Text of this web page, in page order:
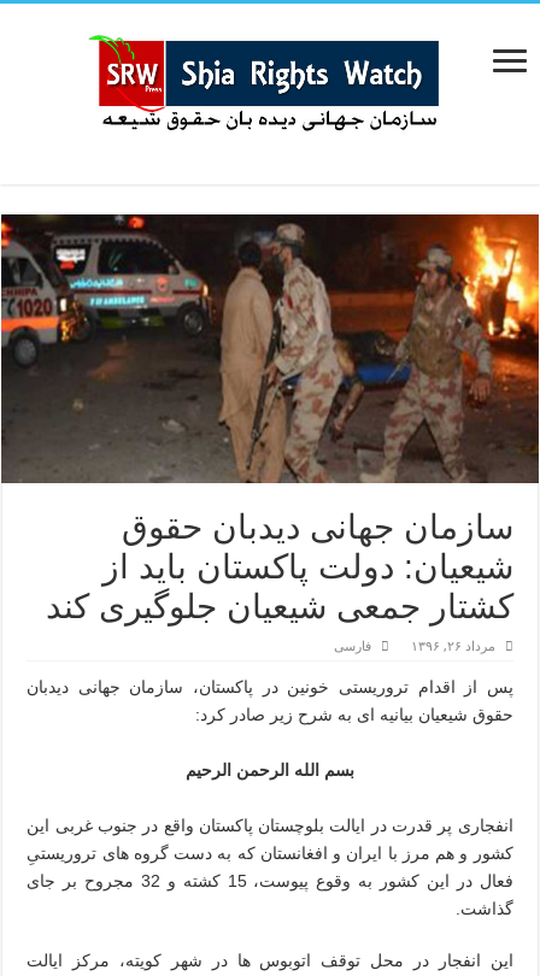
سازمان جهانی دیدبان حقوق
شیعیان: دولت پاکستان باید از
کشتار جمعی شیعیان جلوگیری کند
مرداد ۲۶, ۱۳۹۶ فارسی
پس از اقدام تروریستی خونین در پاکستان، سازمان جهانی دیدبان
حقوق شیعیان بیانیه ای به شرح زیر صادر کرد:
بسم الله الرحمن الرحیم
انفجاری پر قدرت در ایالت بلوچستان پاکستان واقع در جنوب غربی این
کشور و هم مرز با ایران و افغانستان که به دست گروه های تروریستیِ
فعال در این کشور به وقوع پیوست، 15 کشته و 32 مجروح بر جای
گذاشت.
این انفجار در محل توقف اتوبوس ها در شهر کویته، مرکز ایالت